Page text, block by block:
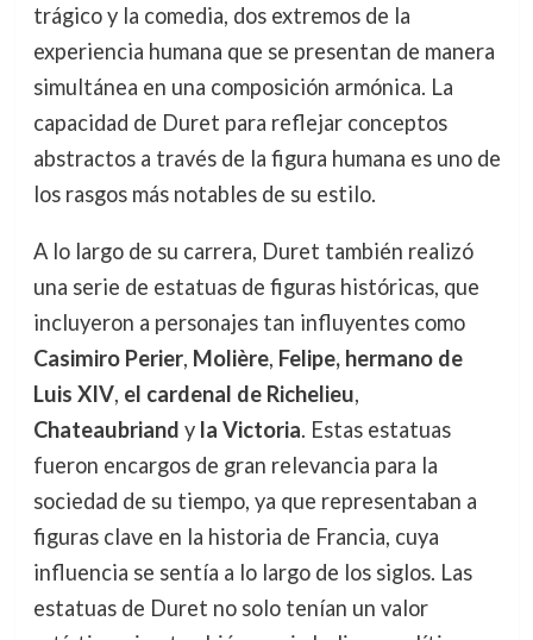
trágico y la comedia, dos extremos de la
experiencia humana que se presentan de manera
simultánea en una composición armónica. La
capacidad de Duret para reflejar conceptos
abstractos a través de la figura humana es uno de
los rasgos más notables de su estilo.
A lo largo de su carrera, Duret también realizó
una serie de estatuas de figuras históricas, que
incluyeron a personajes tan influyentes como
Casimiro Perier, Molière, Felipe, hermano de
Luis XIV, el cardenal de Richelieu,
Chateaubriand y la Victoria. Estas estatuas
fueron encargos de gran relevancia para la
sociedad de su tiempo, ya que representaban a
figuras clave en la historia de Francia, cuya
influencia se sentía a lo largo de los siglos. Las
estatuas de Duret no solo tenían un valor